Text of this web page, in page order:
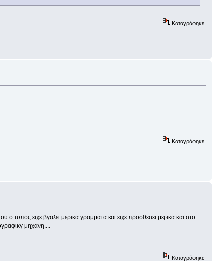
Καταγράφηκε
Καταγράφηκε
ειχε βγαλει μερικα γραμματα και ειχε προσθεσει μερικα και στο
μηχανη....
Καταγράφηκε